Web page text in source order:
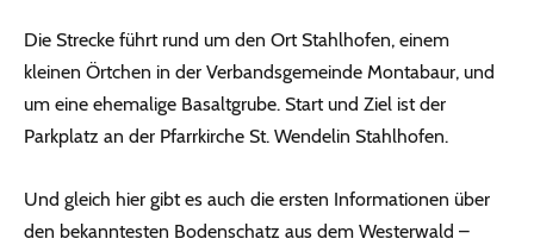
Die Strecke führt rund um den Ort Stahlhofen, einem
kleinen Örtchen in der Verbandsgemeinde Montabaur, und
um eine ehemalige Basaltgrube. Start und Ziel ist der
Parkplatz an der Pfarrkirche St. Wendelin Stahlhofen.
Und gleich hier gibt es auch die ersten Informationen über
den bekanntesten Bodenschatz aus dem Westerwald –